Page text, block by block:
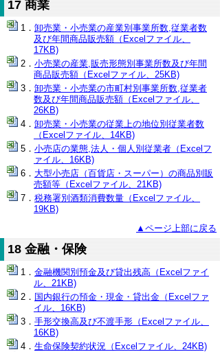
17 商業
卸売業・小売業の産業別事業所数,従業者数
及び年間商品販売額（Excelファイル、
17KB)
小売業の産業,販売形態別事業所数及び年間
商品販売額（Excelファイル、25KB)
卸売業・小売業の市町村別事業所数,従業者
数及び年間商品販売額（Excelファイル、
26KB)
卸売業・小売業の従業上の地位別従業者数
（Excelファイル、14KB)
小売店の業態,法人・個人別従業者（Excelフ
ァイル、16KB)
大型小売店（百貨店・スーパー）の商品別販
売額等（Excelファイル、21KB)
税務署別酒類消費数量（Excelファイル、
19KB)
▲ページ上部に戻る
18 金融・保険
金融機関別預金及び貸出残高（Excelファイ
ル、21KB)
国内銀行の預金・現金・貸出金（Excelファ
イル、16KB)
手形交換高及び不渡手形（Excelファイル、
16KB)
生命保険契約状況（Excelファイル、24KB)